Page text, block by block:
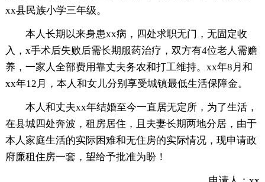
xx县民族小学三年级。
本人长期以来身患xx病，四处求职无门，无固定收
入，x手术后失败后需长期服药治疗，双方有4位老人需赡
养，一家人全部费用靠丈夫务农和打工维持。xx年8月和
xx年12月，本人和女儿分别享受城镇最低生活保障金。
本人和丈夫xx年结婚至今一直居无定所，为了生活，
在县城四处奔波，租房居住，且夫妻长期两地分居，由于
本人家庭生活的实际困难和无住房的实际情况，现申请政
府廉租住房一套，望给予批准为盼！